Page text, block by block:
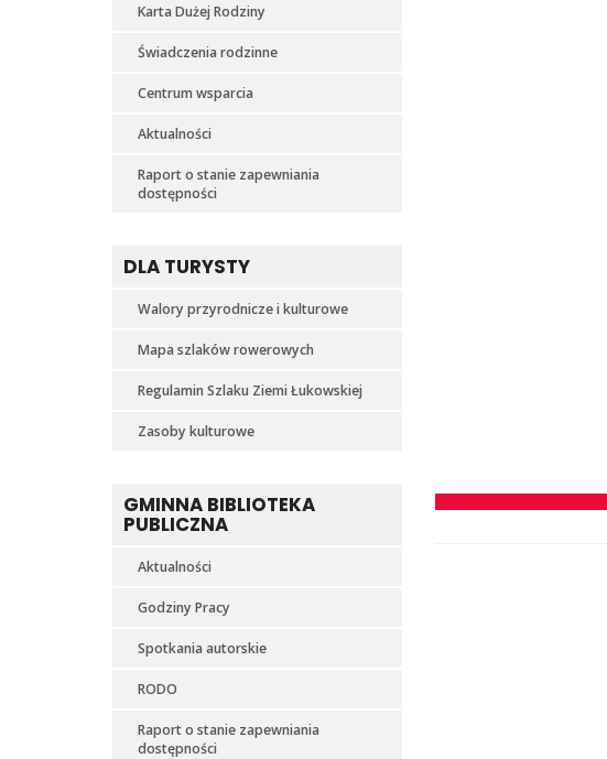
Karta Dużej Rodziny
Świadczenia rodzinne
Centrum wsparcia
Aktualności
Raport o stanie zapewniania
dostępności
DLA TURYSTY
Walory przyrodnicze i kulturowe
Mapa szlaków rowerowych
Regulamin Szlaku Ziemi Łukowskiej
Zasoby kulturowe
GMINNA BIBLIOTEKA
PUBLICZNA
Aktualności
Godziny Pracy
Spotkania autorskie
RODO
Raport o stanie zapewniania
dostępności